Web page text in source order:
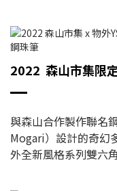
2022 森山市集限
與森山合作製作聯名
Mogari）設計的奇幻
外全新風格系列雙六